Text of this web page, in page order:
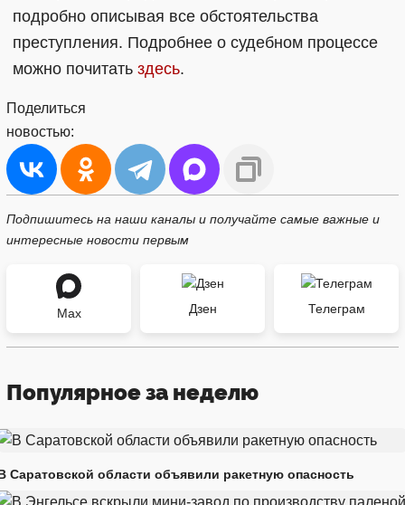
подробно описывая все обстоятельства
преступления. Подробнее о судебном процессе
можно почитать здесь.
Поделиться
новостью:
Подпишитесь на наши каналы и получайте самые важные и
интересные новости первым
Max Дзен Телеграм
Популярное за неделю
Саратовской области объявили ракетную опасность